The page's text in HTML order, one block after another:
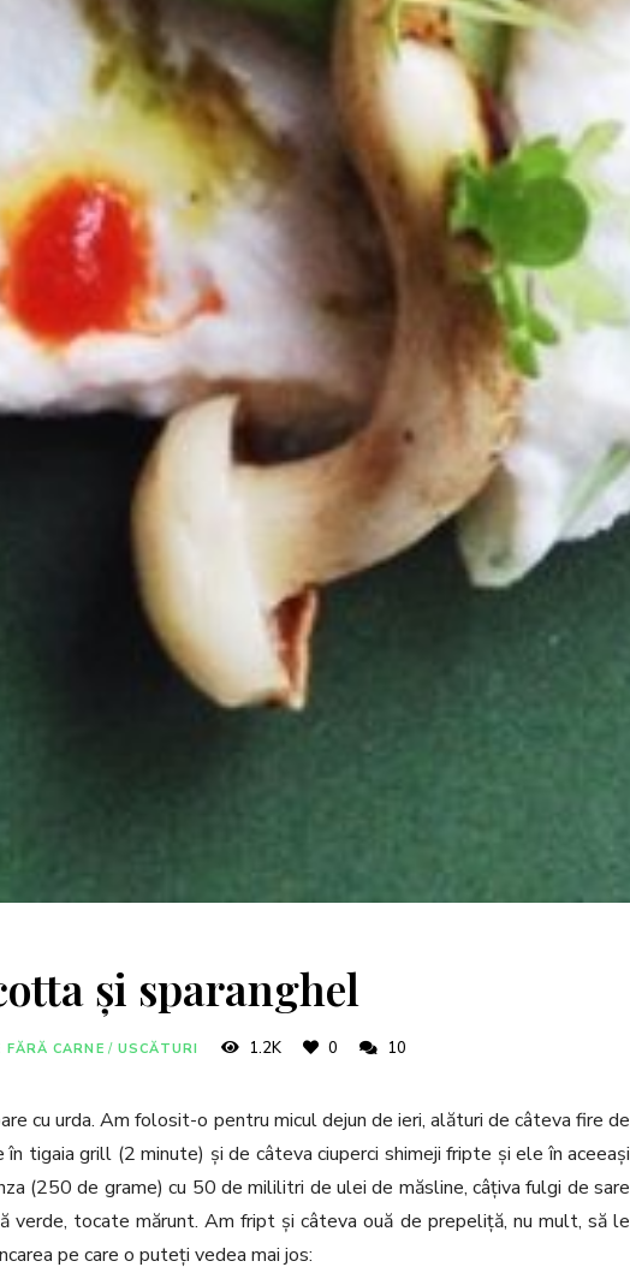
și sparanghel
FĂRĂ CARNE / USCĂTURI 1.2K 0 10
cu urda. Am folosit-o pentru micul dejun de ieri, alături de câteva fire de
tigaia grill (2 minute) și de câteva ciuperci shimeji fripte și ele în aceeași
(250 de grame) cu 50 de mililitri de ulei de măsline, câțiva fulgi de sare
verde, tocate mărunt. Am fript și câteva ouă de prepeliță, nu mult, să le
pe care o puteți vedea mai jos: